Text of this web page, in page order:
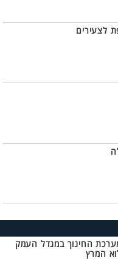
לצעירים
החינוך במגדל העמק
המרץ